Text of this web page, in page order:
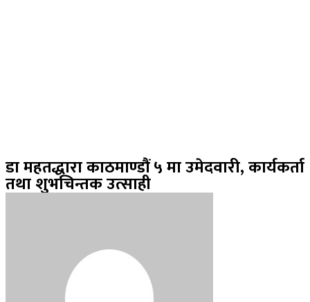
डा महतद्धारा काठमाण्डौं ५ मा उमेदवारी, कार्यकर्ता
तथा शुभचिन्तक उत्साही